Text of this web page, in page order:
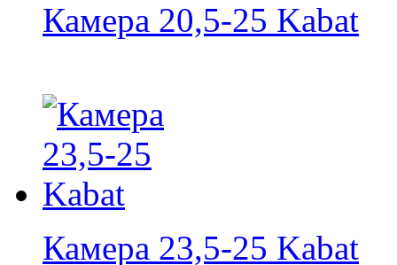
Камера 20,5-25 Kabat
Камера 23,5-25 Kabat